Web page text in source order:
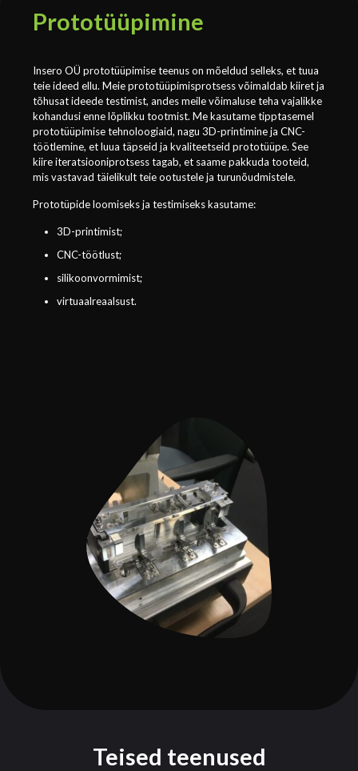
Prototüüpimine
Insero OÜ prototüüpimise teenus on mõeldud selleks, et tuua
teie ideed ellu. Meie prototüüpimisprotsess võimaldab kiiret ja
tõhusat ideede testimist, andes meile võimaluse teha vajalikke
kohandusi enne lõplikku tootmist. Me kasutame tipptasemel
prototüüpimise tehnoloogiaid, nagu 3D-printimine ja CNC-
töötlemine, et luua täpseid ja kvaliteetseid prototüüpe. See
kiire iteratsiooniprotsess tagab, et saame pakkuda tooteid,
mis vastavad täielikult teie ootustele ja turunõudmistele.
Prototüpide loomiseks ja testimiseks kasutame:
3D-printimist;
CNC-töötlust;
silikoonvormimist;
virtuaalreaalsust.
Teised teenused